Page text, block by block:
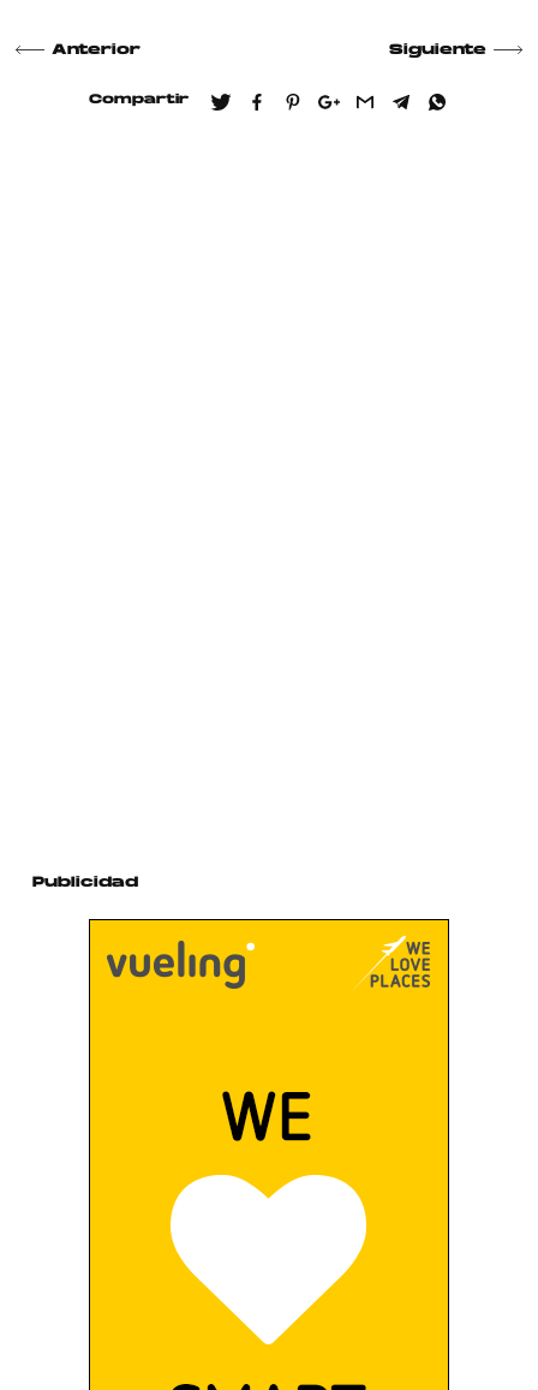
Anterior Siguiente
Compartir
Publicidad